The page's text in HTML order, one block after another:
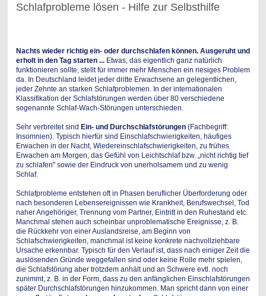
Schlafprobleme lösen - Hilfe zur Selbsthilfe
Nachts wieder richtig ein- oder durchschlafen können. Ausgeruht und
erholt in den Tag starten ...Etwas, das eigentlich ganz natürlich
funktionieren sollte, stellt für immer mehr Menschen ein riesiges Problem
da. In Deutschland leidet jeder dritte Erwachsene an gelegentlichen,
jeder Zehnte an starken Schlafproblemen. In der internationalen
Klassifikation der Schlafstörungen werden über 80 verschiedene
sogenannte Schlaf-Wach-Störungen unterschieden.
Sehr verbreitet sind Ein- und Durchschlafstörungen(Fachbegriff:
Insomnien). Typisch hierfür sind Einschlafschwierigkeiten, häufiges
Erwachen in der Nacht, Wiedereinschlafschwierigkeiten, zu frühes
Erwachen am Morgen, das Gefühl von Leichtschlaf bzw. „nicht richtig tief
zu schlafen" sowie der Eindruck von unerholsamem und zu wenig
Schlaf.
Schlafprobleme entstehen oft in Phasen beruflicher Überforderung oder
nach besonderen Lebensereignissen wie Krankheit, Berufswechsel, Tod
naher Angehöriger, Trennung vom Partner, Eintritt in den Ruhestand etc.
Manchmal stehen auch scheinbar unproblematische Ereignisse, z. B.
die Rückkehr von einer Auslandsreise, am Beginn von
Schlafschwierigkeiten, manchmal ist keine konkrete nachvollziehbare
Ursache erkennbar. Typisch für den Verlauf ist, dass nach einiger Zeit die
auslösenden Gründe weggefallen sind oder keine Rolle mehr spielen,
die Schlafstörung aber trotzdem anhält und an Schwere evtl. noch
zunimmt, z. B. in der Form, dass zu den anfänglichen Einschlafstörungen
später Durchschlafstörungen hinzukommen. Man spricht dann von einer